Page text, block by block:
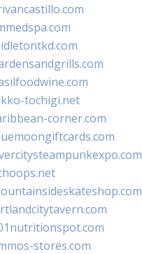
tochigi.net
corner.com
stores.com